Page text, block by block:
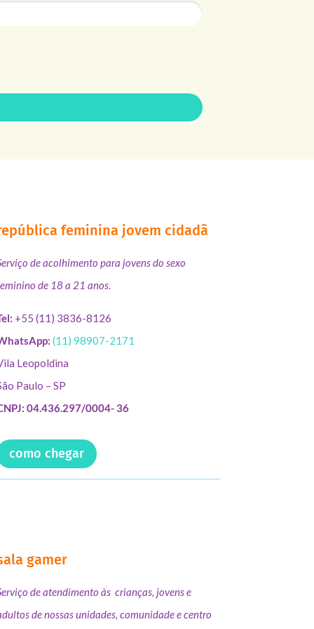
feminina jovem cidadã
de acolhimento para jovens do sexo
de 18 a 21 anos.
+55 (11) 3836-8126
(11) 98907-2171
Leopoldina
Paulo – SP
04.436.297/0004- 36
como chegar
gamer
de atendimento às crianças, jovens e
de nossas unidades, comunidade e centro